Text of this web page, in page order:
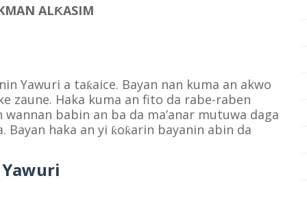
ALƘASIM
Yawuri a taƙaice. Bayan nan kuma an akwo
zaune. Haka kuma an fito da rabe-raben
babin an ba da ma’anar mutuwa daga
Bayan haka an yi ƙoƙarin bayanin abin da